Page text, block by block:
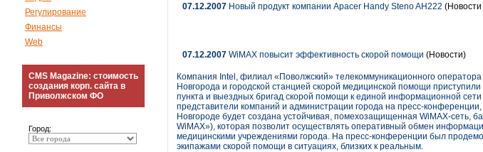
Регулирование
Финансы
Web
CMS Magazine: стоимость
создания корп. сайта в
Приволжском ФО
Город:
07.12.2007 Новый продукт компании Apacer Handy Steno AH222 (Новости
07.12.2007 WiMAX повысит эффективность скорой помощи (Новости)
Компания Intel, филиал «Поволжский» телекоммуникационного
Новгорода и городской станцией скорой медицинской помощи
пункта и выездных бригад скорой помощи к единой информационной
представители компаний и администрации города на пресс-
Новгороде будет создана устойчивая, помехозащищенная WiMAX-сеть,
WiMAX»), которая позволит осуществлять оперативный обмен
медицинскими учреждениями города. На пресс-конференции был
экипажами скорой помощи в ситуациях, близких к реальным.